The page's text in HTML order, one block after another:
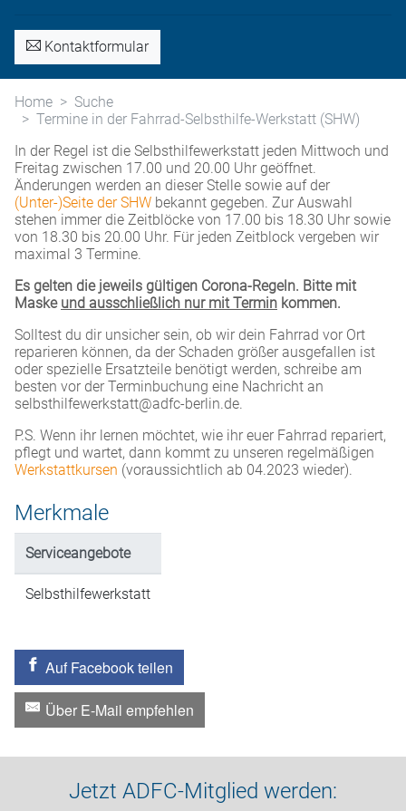
Kontaktformular
Home
Suche
Termine in der Fahrrad-Selbsthilfe-Werkstatt (SHW)
In der Regel ist die Selbsthilfewerkstatt jeden Mittwoch und
Freitag zwischen 17.00 und 20.00 Uhr geöffnet.
Änderungen werden an dieser Stelle sowie auf der
(Unter-)Seite der SHW bekannt gegeben. Zur Auswahl
stehen immer die Zeitblöcke von 17.00 bis 18.30 Uhr sowie
von 18.30 bis 20.00 Uhr. Für jeden Zeitblock vergeben wir
maximal 3 Termine.
Es gelten die jeweils gültigen Corona-Regeln. Bitte mit
Maske und ausschließlich nur mit Termin kommen.
Solltest du dir unsicher sein, ob wir dein Fahrrad vor Ort
reparieren können, da der Schaden größer ausgefallen ist
oder spezielle Ersatzteile benötigt werden, schreibe am
besten vor der Terminbuchung eine Nachricht an
selbsthilfewerkstatt@adfc-berlin.de.
P.S. Wenn ihr lernen möchtet, wie ihr euer Fahrrad repariert,
pflegt und wartet, dann kommt zu unseren regelmäßigen
Werkstattkursen (voraussichtlich ab 04.2023 wieder).
Merkmale
Serviceangebote
Selbsthilfewerkstatt
Auf Facebook teilen
Über E-Mail empfehlen
Jetzt ADFC-Mitglied werden: